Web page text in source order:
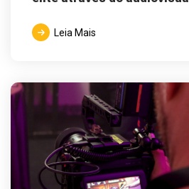
Leia Mais